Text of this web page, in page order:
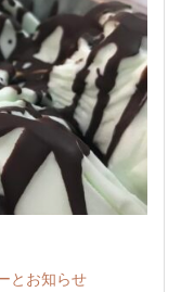
とお知らせ